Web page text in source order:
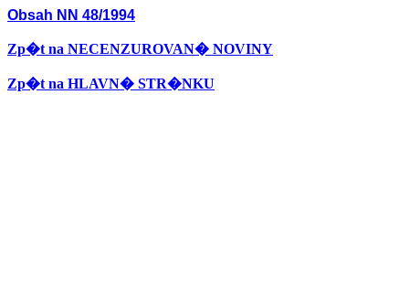
Obsah NN 48/1994
Zp�t na NECENZUROVAN� NOVINY
Zp�t na HLAVN� STR�NKU